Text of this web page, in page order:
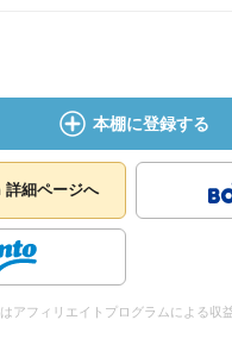
本棚に登録する
細ページへ
アフィリエイトプログラムによる収